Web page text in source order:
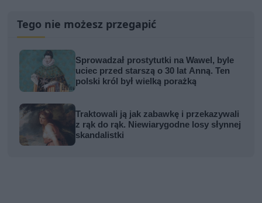
Tego nie możesz przegapić
Sprowadzał prostytutki na Wawel, byle
uciec przed starszą o 30 lat Anną. Ten
polski król był wielką porażką
Traktowali ją jak zabawkę i przekazywali
z rąk do rąk. Niewiarygodne losy słynnej
skandalistki